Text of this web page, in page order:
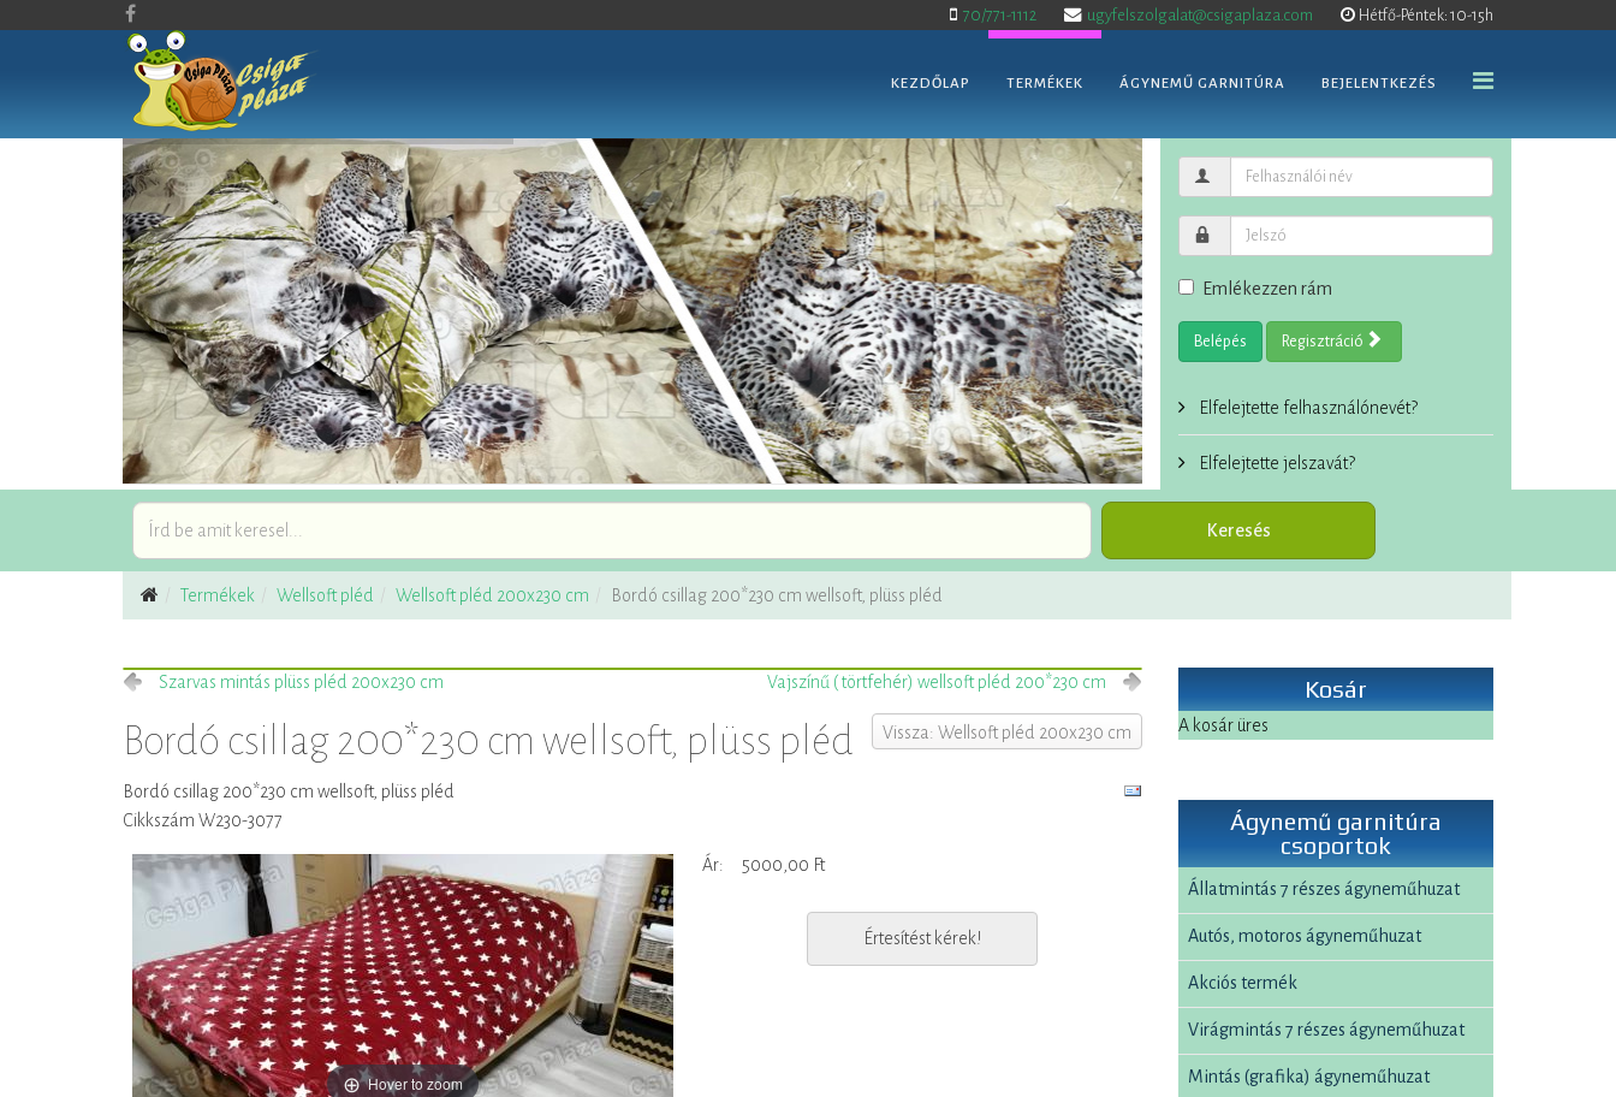
70/771-1112 ugyfelszolgalat@csigaplaza.com Hétfő-Péntek: 10-15h
KEZDŐLAP TERMÉKEK ÁGYNEMŰ GARNITÚRA BEJELENTKEZÉS
Emlékezzen rám
Belépés Regisztráció
Elfelejtette felhasználónevét?
Elfelejtette jelszavát?
Termékek Wellsoft pléd Wellsoft pléd 200x230 cm Bordó csillag 200*230 cm wellsoft, plüss pléd
Szarvas mintás plüss pléd 200x230 cm Vajszínű ( törtfehér) wellsoft pléd 200*230 cm
Vissza: Wellsoft pléd 200x230 cm
Bordó csillag 200*230 cm wellsoft, plüss pléd
Bordó csillag 200*230 cm wellsoft, plüss pléd
Cikkszám W230-3077
Hover to zoom
Ár: 5000,00 Ft
Értesítést kérek!
Kosár
A kosár üres
Ágynemű garnitúra
csoportok
Állatmintás 7 részes ágyneműhuzat
Autós, motoros ágyneműhuzat
Akciós termék
Virágmintás 7 részes ágyneműhuzat
Mintás (grafika) ágyneműhuzat